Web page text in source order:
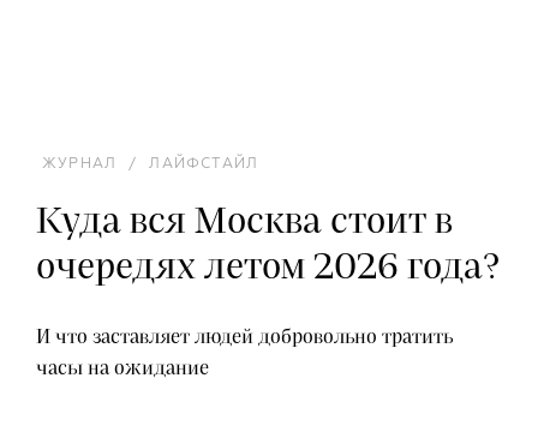
ЖУРНАЛ / ЛАЙФСТАЙЛ
Куда вся Москва стоит в
очередях летом 2026 года?
И что заставляет людей добровольно тратить
часы на ожидание